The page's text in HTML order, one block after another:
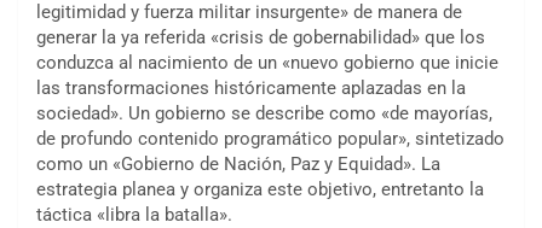
legitimidad y fuerza militar insurgente» de manera de
generar la ya referida «crisis de gobernabilidad» que los
conduzca al nacimiento de un «nuevo gobierno que inicie
las transformaciones históricamente aplazadas en la
sociedad». Un gobierno se describe como «de mayorías,
de profundo contenido programático popular», sintetizado
como un «Gobierno de Nación, Paz y Equidad». La
estrategia planea y organiza este objetivo, entretanto la
táctica «libra la batalla».